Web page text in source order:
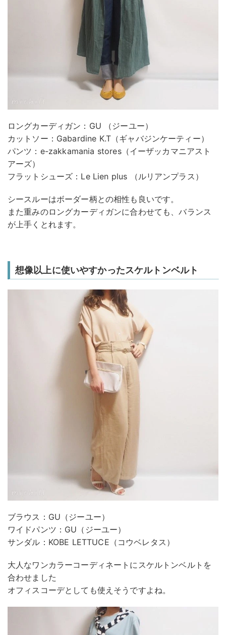
ロングカーディガン：GU （ジーユー）
カットソー：Gabardine K.T（ギャバジンケーティー）
パンツ：e-zakkamania stores（イーザッカマニアスト
アーズ）
フラットシューズ：Le Lien plus （ルリアンプラス）
シースルーはボーダー柄との相性も良いです。
また重みのロングカーディガンに合わせても、バランス
が上手くとれます。
想像以上に使いやすかったスケルトンベルト
ブラウス：GU（ジーユー）
ワイドパンツ：GU（ジーユー）
サンダル：KOBE LETTUCE（コウベレタス）
大人なワンカラーコーディネートにスケルトンベルトを
合わせました
オフィスコーデとしても使えそうですよね。